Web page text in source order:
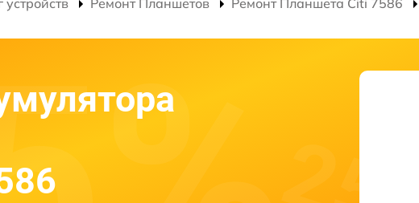
устройств Ремонт Планшетов Ремонт Планшета Citi 7586